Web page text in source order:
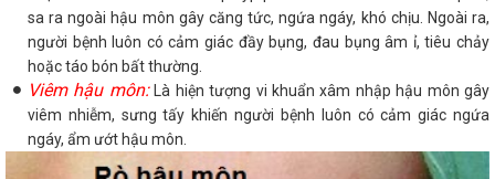
sa ra ngoài hậu môn gây căng tức, ngứa ngáy, khó chịu. Ngoài ra,
người bệnh luôn có cảm giác đầy bụng, đau bụng âm ỉ, tiêu chảy
hoặc táo bón bất thường.
Viêm hậu môn:Là hiện tượng vi khuẩn xâm nhập hậu môn gây
viêm nhiễm, sưng tấy khiến người bệnh luôn có cảm giác ngứa
ngáy, ẩm ướt hậu môn.